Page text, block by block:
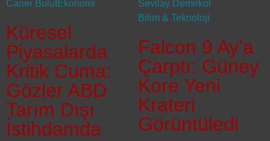
Caner BulutEkonomi
Küresel
Piyasalarda
Kritik Cuma:
Gözler ABD
Tarım Dışı
İstihdamda
Sevilay Demirkol
Bilim & Teknoloji
Falcon 9 Ay’a
Çarptı: Güney
Kore Yeni
Krateri
Görüntüledi